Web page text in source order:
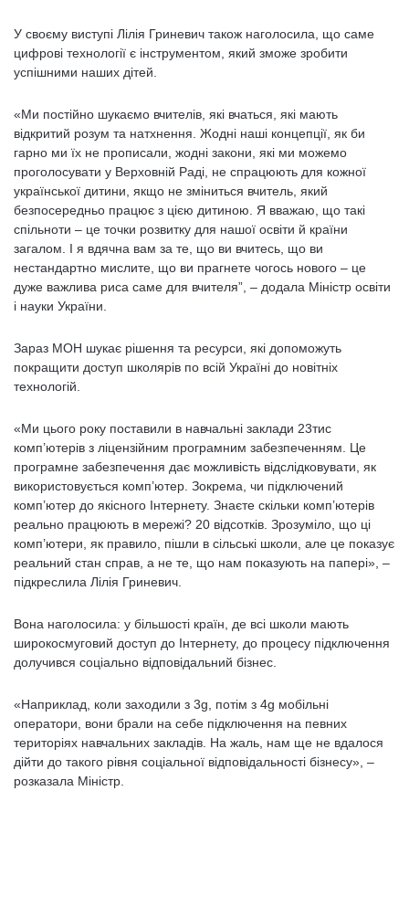
У своєму виступі Лілія Гриневич також наголосила, що саме
цифрові технології є інструментом, який зможе зробити
успішними наших дітей.
«Ми постійно шукаємо вчителів, які вчаться, які мають
відкритий розум та натхнення. Жодні наші концепції, як би
гарно ми їх не прописали, жодні закони, які ми можемо
проголосувати у Верховній Раді, не спрацюють для кожної
української дитини, якщо не зміниться вчитель, який
безпосередньо працює з цією дитиною. Я вважаю, що такі
спільноти – це точки розвитку для нашої освіти й країни
загалом. І я вдячна вам за те, що ви вчитесь, що ви
нестандартно мислите, що ви прагнете чогось нового – це
дуже важлива риса саме для вчителя”, – додала Міністр освіти
і науки України.
Зараз МОН шукає рішення та ресурси, які допоможуть
покращити доступ школярів по всій Україні до новітніх
технологій.
«Ми цього року поставили в навчальні заклади 23тис
комп’ютерів з ліцензійним програмним забезпеченням. Це
програмне забезпечення дає можливість відслідковувати, як
використовується комп’ютер. Зокрема, чи підключений
комп’ютер до якісного Інтернету. Знаєте скільки комп’ютерів
реально працюють в мережі? 20 відсотків. Зрозуміло, що ці
комп’ютери, як правило, пішли в сільські школи, але це показує
реальний стан справ, а не те, що нам показують на папері», –
підкреслила Лілія Гриневич.
Вона наголосила: у більшості країн, де всі школи мають
широкосмуговий доступ до Інтернету, до процесу підключення
долучився соціально відповідальний бізнес.
«Наприклад, коли заходили з 3g, потім з 4g мобільні
оператори, вони брали на себе підключення на певних
територіях навчальних закладів. На жаль, нам ще не вдалося
дійти до такого рівня соціальної відповідальності бізнесу», –
розказала Міністр.